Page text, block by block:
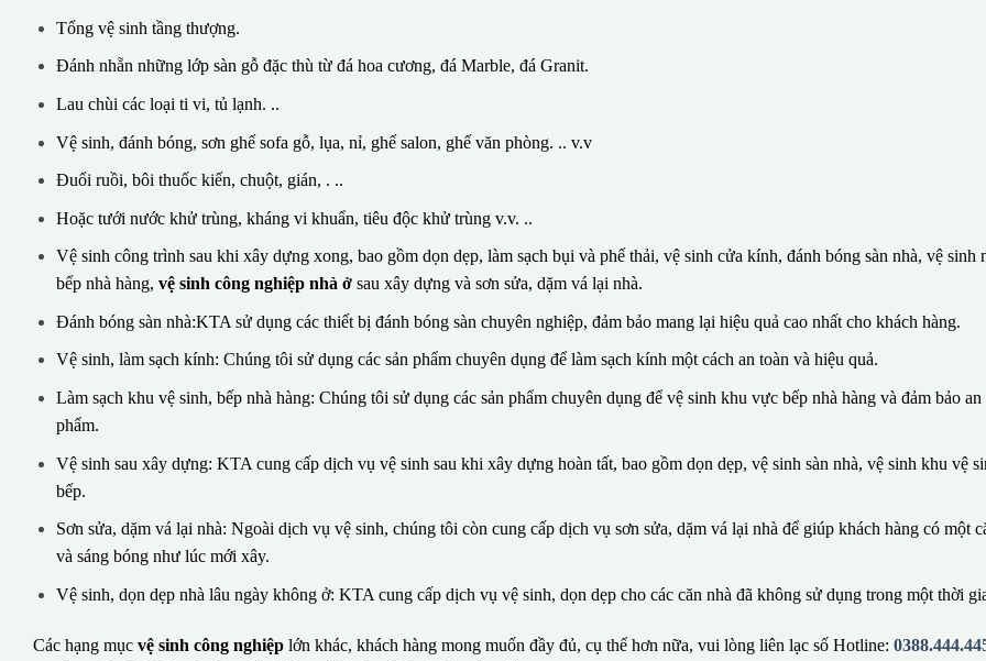
Tổng vệ sinh tầng thượng.
Đánh nhẵn những lớp sàn gỗ đặc thù từ đá hoa cương, đá Marble, đá Granit.
Lau chùi các loại ti vi, tủ lạnh. ..
Vệ sinh, đánh bóng, sơn ghế sofa gỗ, lụa, nỉ, ghế salon, ghế văn phòng. .. v.v
Đuổi ruồi, bôi thuốc kiến, chuột, gián, . ..
Hoặc tưới nước khử trùng, kháng vi khuẩn, tiêu độc khử trùng v.v. ..
Vệ sinh công trình sau khi xây dựng xong, bao gồm dọn dẹp, làm sạch bụi và phế thải, vệ sinh cửa kính, đánh bóng sàn nhà, vệ sinh
bếp nhà hàng, vệ sinh công nghiệp nhà ởsau xây dựng và sơn sửa, dặm vá lại nhà.
Đánh bóng sàn nhà:KTA sử dụng các thiết bị đánh bóng sàn chuyên nghiệp, đảm bảo mang lại hiệu quả cao nhất cho khách hàng.
Vệ sinh, làm sạch kính: Chúng tôi sử dụng các sản phẩm chuyên dụng để làm sạch kính một cách an toàn và hiệu quả.
Làm sạch khu vệ sinh, bếp nhà hàng: Chúng tôi sử dụng các sản phẩm chuyên dụng để vệ sinh khu vực bếp nhà hàng và đảm bảo
phẩm.
Vệ sinh sau xây dựng: KTA cung cấp dịch vụ vệ sinh sau khi xây dựng hoàn tất, bao gồm dọn dẹp, vệ sinh sàn nhà, vệ sinh khu vệ
bếp.
Sơn sửa, dặm vá lại nhà: Ngoài dịch vụ vệ sinh, chúng tôi còn cung cấp dịch vụ sơn sửa, dặm vá lại nhà để giúp khách hàng có một
và sáng bóng như lúc mới xây.
Vệ sinh, dọn dẹp nhà lâu ngày không ở: KTA cung cấp dịch vụ vệ sinh, dọn dẹp cho các căn nhà đã không sử dụng trong một thời
Các hạng mục vệ sinh công nghiệp lớn khác, khách hàng mong muốn đầy đủ, cụ thể hơn nữa, vui lòng liên lạc số Hotline: